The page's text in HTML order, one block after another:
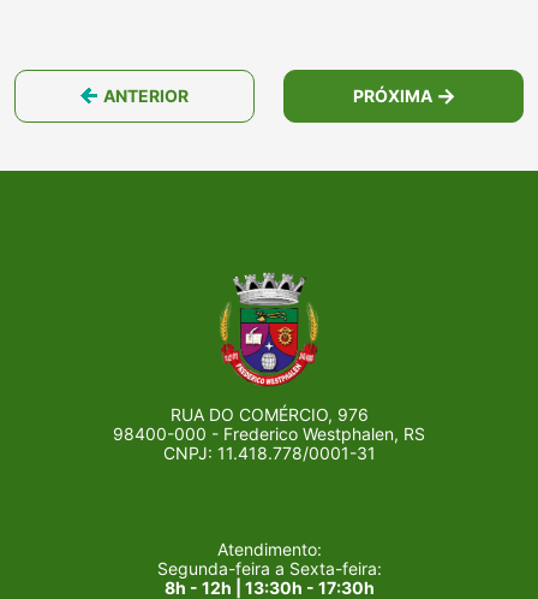
ANTERIOR PRÓXIMA
RUA DO COMÉRCIO, 976
98400-000 - Frederico Westphalen, RS
CNPJ: 11.418.778/0001-31
Atendimento:
Segunda-feira a Sexta-feira:
8h - 12h | 13:30h - 17:30h